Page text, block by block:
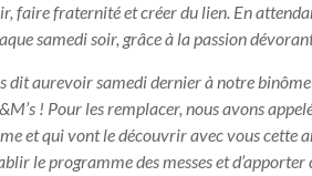
faire fraternité et créer du lien. En
samedi soir, grâce à la passion
dit aurevoir samedi dernier à notre
! Pour les remplacer, nous avons
et qui vont le découvrir avec vous cette
le programme des messes et